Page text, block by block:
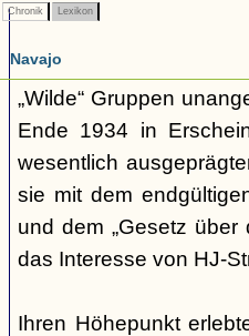
Chronik Lexikon
Navajo
„Wilde“ Gruppen
Ende 1934 in
wesentlich
sie mit dem
und dem „Gesetz
das Interesse von HJ-
Ihren Höhepunkt